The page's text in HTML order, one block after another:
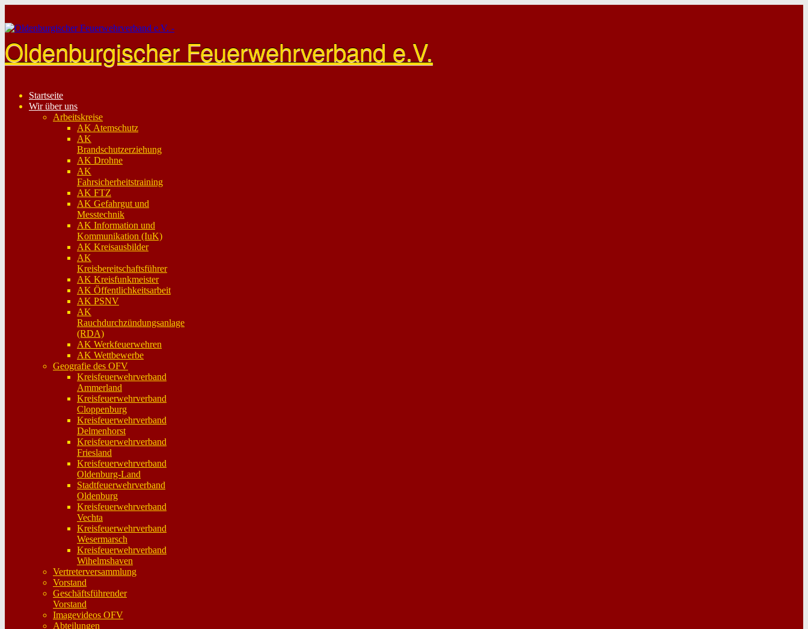
content
Oldenburgischer Feuerwehrverband e.V.
Startseite
Wir über uns
Arbeitskreise
AK Atemschutz
AK
Brandschutzerziehung
AK Drohne
AK
Fahrsicherheitstraining
AK FTZ
AK Gefahrgut und
Messtechnik
AK Information und
Kommunikation (IuK)
AK Kreisausbilder
AK
Kreisbereitschaftsführer
AK Kreisfunkmeister
AK Öffentlichkeitsarbeit
AK PSNV
AK
Rauchdurchzündungsanlage
(RDA)
AK Werkfeuerwehren
AK Wettbewerbe
Geografie des OFV
Kreisfeuerwehrverband
Ammerland
Kreisfeuerwehrverband
Cloppenburg
Kreisfeuerwehrverband
Delmenhorst
Kreisfeuerwehrverband
Friesland
Kreisfeuerwehrverband
Oldenburg-Land
Stadtfeuerwehrverband
Oldenburg
Kreisfeuerwehrverband
Vechta
Kreisfeuerwehrverband
Wesermarsch
Kreisfeuerwehrverband
Wihelmshaven
Vertreterversammlung
Vorstand
Geschäftsführender
Vorstand
Imagevideos OFV
Abteilungen